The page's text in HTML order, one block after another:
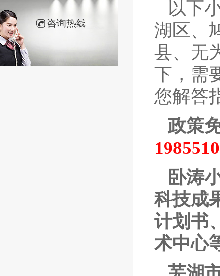
以下
湖区、
县、无
下，需
您解答
政策
卧涛
科技成
计划书
术中心
咨询热线